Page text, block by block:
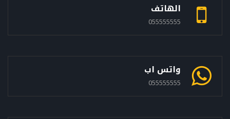
الهاتف
055555555
واتس اب
055555555